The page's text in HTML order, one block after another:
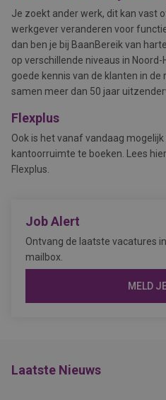
Je zoekt ander werk, dit kan vast
werkgever veranderen voor
dan ben je bij BaanBereik van
op verschillende niveaus in
goede kennis van de klanten in
samen meer dan 50 jaar
Flexplus
Ook is het vanaf vandaag
kantoorruimte te boeken. Lees
Flexplus.
Job Alert
Ontvang de laatste vacatures
mailbox.
MELD
Laatste Nieuws